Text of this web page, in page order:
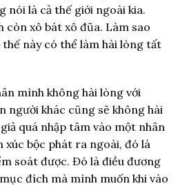
nói là cả thế giới ngoài kia.
còn xô bát xô đũa. Làm sao
này có thể làm hài lòng tất
mình không hài lòng với
người khác cũng sẽ không hài
quá nhập tâm vào một nhân
xúc bộc phát ra ngoài, đó là
soát được. Đó là điều đương
đích mà mình muốn khi vào